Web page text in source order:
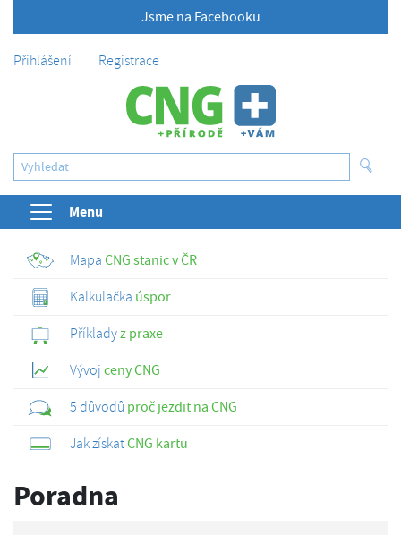
Jsme na Facebooku
Přihlášení Registrace
Menu
Mapa CNG stanic v ČR
Kalkulačka úspor
Příkladyz praxe
Vývoj ceny CNG
5 důvodů proč jezdit na CNG
Jak získatCNG kartu
Poradna